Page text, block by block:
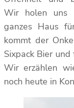
Wir holen uns
ganzes Haus
kommt der
Sixpack Bier
Wir erzählen
noch heute in